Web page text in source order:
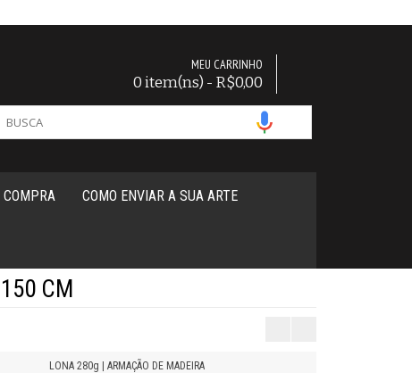
MEU CARRINHO
0 item(ns) - R$0,00
COMO ENVIAR A SUA ARTE
CM
LONA 280g | ARMAÇÃO DE MADEIRA